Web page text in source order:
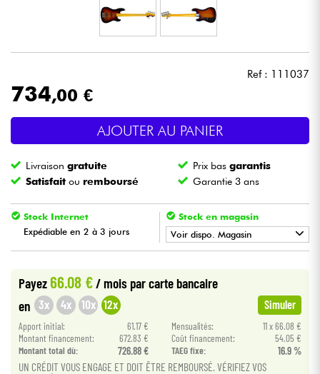
Eclairage
Batteries & Percu
Vents
Violons & Quatuor
Eveil Musical
Câbles & Access.
HiFi
Packs
Ref : 111037
734,00 €
AJOUTER AU PANIER
Livraisongratuite Prix basgarantis
Satisfait ou remboursé Garantie 3 ans
Stock Internet
Expédiable en 2 à 3 jours
Stock en magasin
Voir dispo. Magasin
•
Payez66.08 €/ mois par carte bancaire
en 3x 4x 10x 12x Simuler
Apport initial: 61.17 € Mensualités:
11 x 66.08 €
Montant financement:
672.83 € Coût financement:
54.05 €
Montant total dù:
726.88 € TAEG fixe: 16.9 %
UN CRÉDIT VOUS ENGAGE ET DOIT ÊTRE REMBOURSÉ. VÉRIFIEZ VOS